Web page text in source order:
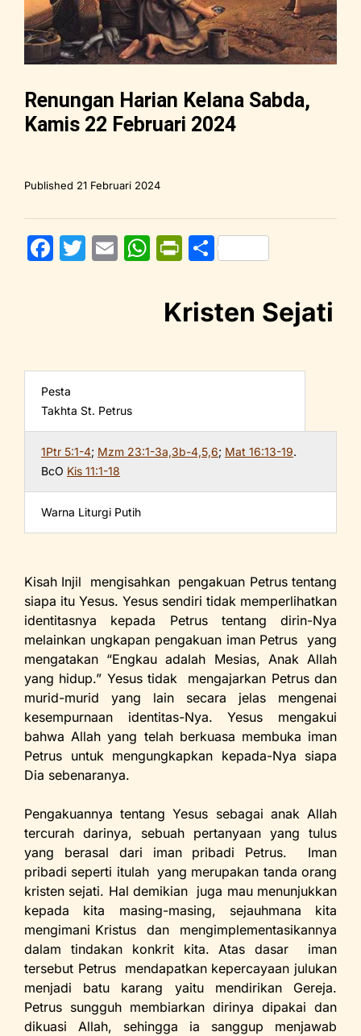
Renungan Harian Kelana Sabda,
Kamis 22 Februari 2024
Published 21 Februari 2024
F
o
o
k
T
E
W
at
p
Pr
tF
ri
n
y
S
ar
e
Kristen Sejati
Pesta
Takhta St. Petrus
1Ptr 5:1-4; Mzm 23:1-3a,3b-4,5,6; Mat 16:13-19.
BcO Kis 11:1-18
Warna Liturgi Putih
Kisah Injil mengisahkan pengakuan Petrus tentang
siapa itu Yesus. Yesus sendiri tidak memperlihatkan
identitasnya kepada Petrus tentang dirin-Nya
melainkan ungkapan pengakuan iman Petrus yang
mengatakan “Engkau adalah Mesias, Anak Allah
yang hidup.” Yesus tidak mengajarkan Petrus dan
murid-murid yang lain secara jelas mengenai
kesempurnaan identitas-Nya. Yesus mengakui
bahwa Allah yang telah berkuasa membuka iman
Petrus untuk mengungkapkan kepada-Nya siapa
Dia sebenaranya.
Pengakuannya tentang Yesus sebagai anak Allah
tercurah darinya, sebuah pertanyaan yang tulus
yang berasal dari iman pribadi Petrus. Iman
pribadi seperti itulah yang merupakan tanda orang
kristen sejati. Hal demikian juga mau menunjukkan
kepada kita masing-masing, sejauhmana kita
mengimani Kristus dan mengimplementasikannya
dalam tindakan konkrit kita. Atas dasar iman
tersebut Petrus mendapatkan kepercayaan julukan
menjadi batu karang yaitu mendirikan Gereja.
Petrus sungguh membiarkan dirinya dipakai dan
dikuasi Allah, sehingga ia sanggup menjawab